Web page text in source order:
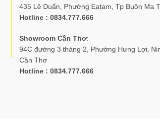
435 Lê Duẩn, Phường Eatam, Tp Buôn Ma
Hotline : 0834.777.666
Showroom Cần Thơ:
94C đường 3 tháng 2, Phường Hưng Lợi,
Cần Thơ
Hotline : 0834.777.666